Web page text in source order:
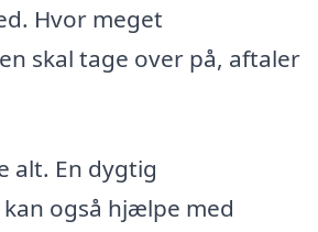
Hvor meget
skal tage over på, aftaler
alt. En dygtig
også hjælpe med